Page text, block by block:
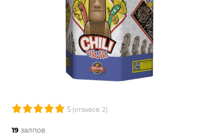
5 (отзывов: 2)
19 залпов